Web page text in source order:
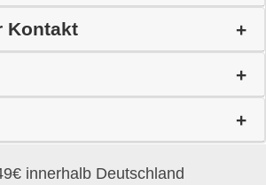
Kontakt
innerhalb Deutschland